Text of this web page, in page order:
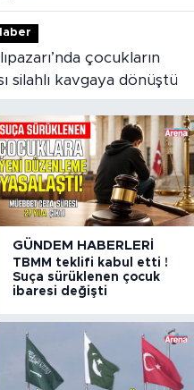
silahlı kavgaya dönüştü
GÜNDEM HABERLERI
TBMM teklifi kabul etti !
Suça sürüklenen çocuk
ibaresi değişti